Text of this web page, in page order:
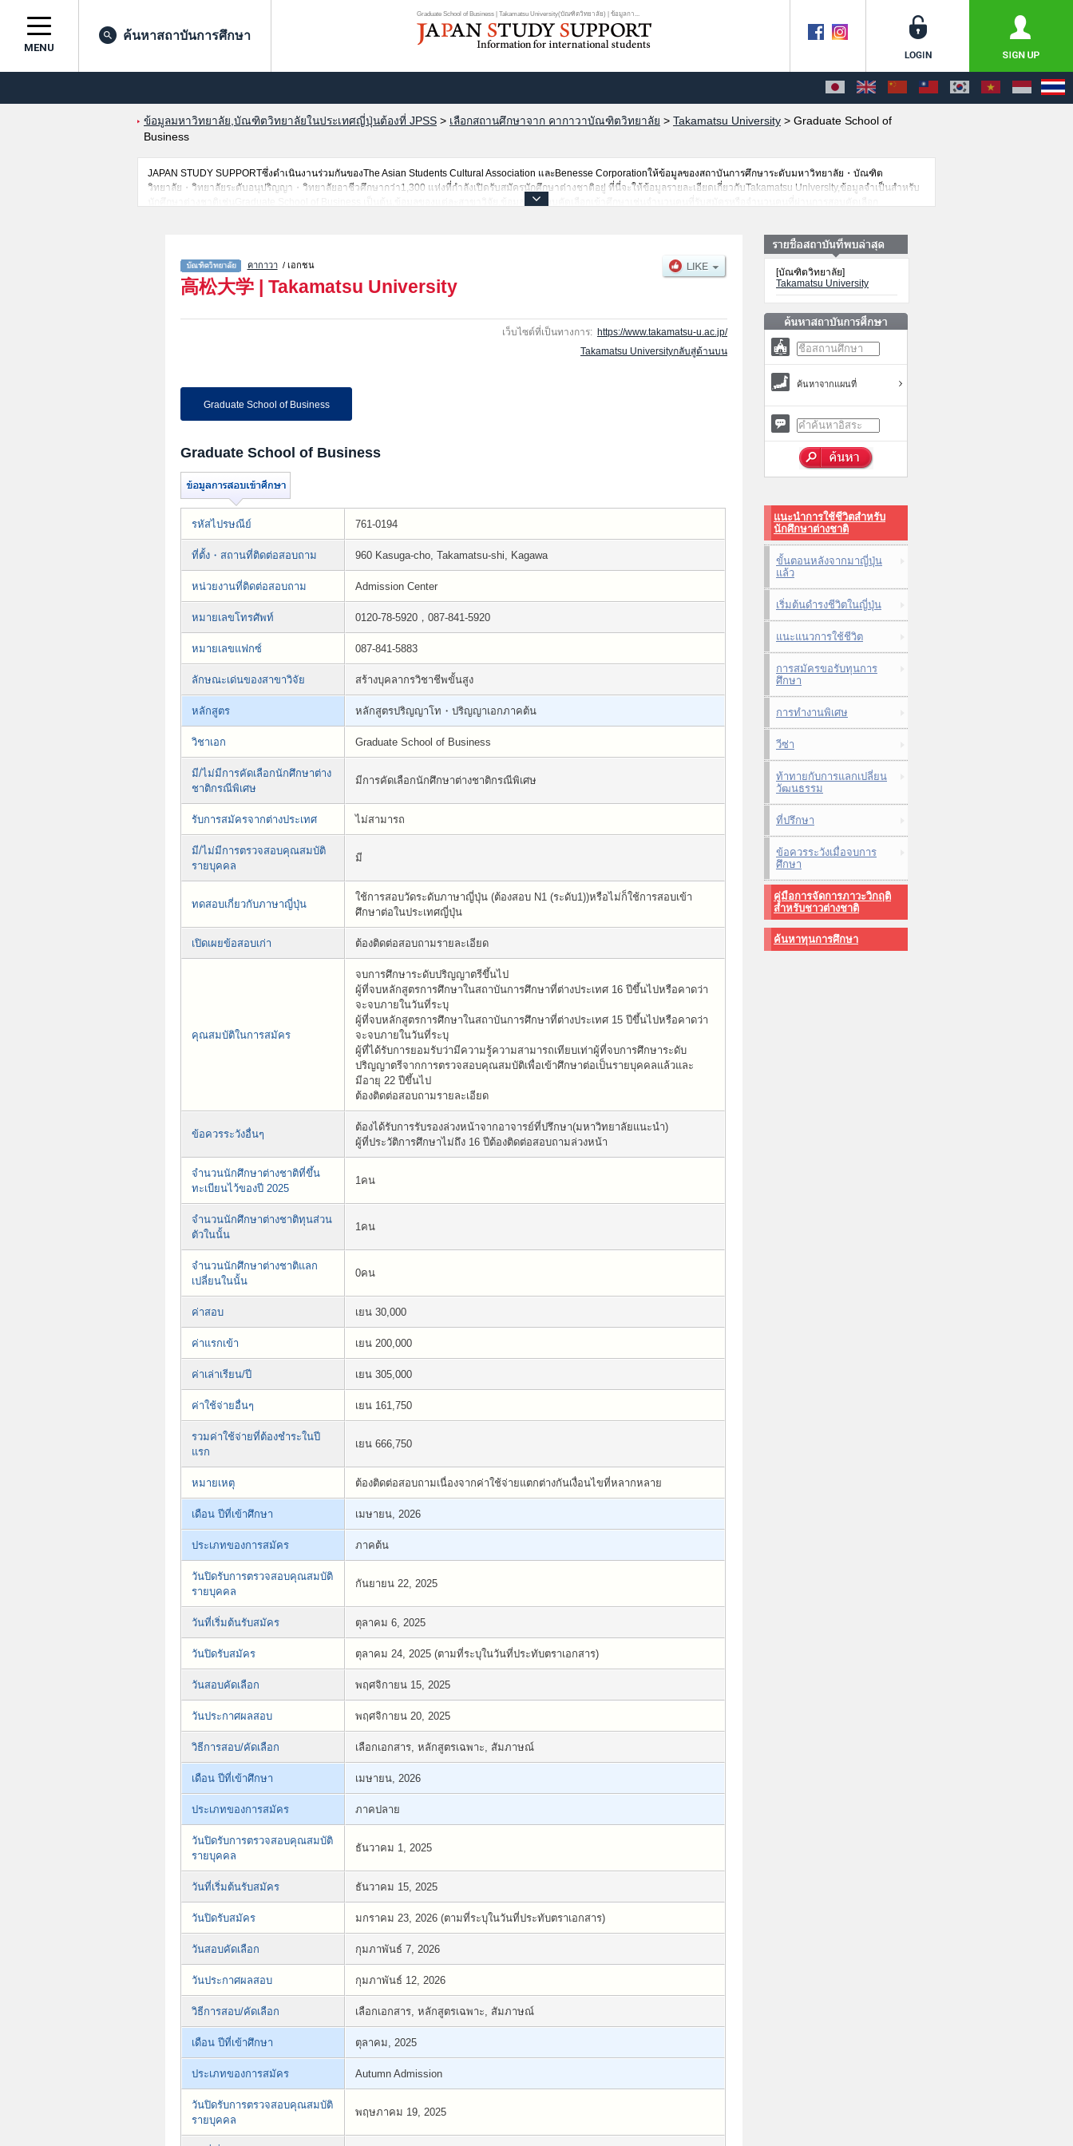
Graduate School of Business | Takamatsu University(บัณฑิตวิทยาลัย) | ข้อมูลกา...
MENU
ค้นหาสถาบันการศึกษา
ข้อมูลมหาวิทยาลัย,บัณฑิตวิทยาลัยในประเทศญี่ปุ่นต้องที่ JPSS > เลือกสถานศึกษาจาก คากาวาบัณฑิตวิทยาลัย > Takamatsu University > Graduate School of
Business
JAPAN STUDY SUPPORTซึ่งดำเนินงานร่วมกันของThe Asian Students Cultural Association และBenesse Corporationให้ข้อมูลของสถาบันการศึกษาระดับมหาวิทยาลัย・บัณฑิต
วิทยาลัย・วิทยาลัยระดับอนุปริญญา・วิทยาลัยอาชีวศึกษากว่า1,300 แห่งที่กำลังเปิดรับสมัครนักศึกษาต่างชาติอยู่ ที่นี่จะให้ข้อมูลรายละเอียดเกี่ยวกับTakamatsu University,ข้อมูลจำเป็นสำหรับ
นักศึกษาต่างชาติเช่นGraduate School of Business เป็นต้น,ข้อมูลของแต่ละสาขาวิจัย,ข้อมูลการสอบคัดเลือกเข้าศึกษาเช่นจำนวนคนที่รับสมัครหรือจำนวนคนที่ผ่านการสอบคัดเลือก
คากาวา/ เอกชน
高松大学 | Takamatsu University
เว็บไซต์ที่เป็นทางการ: https://www.takamatsu-u.ac.jp/
Takamatsu Universityกลับสู่ด้านบน
Graduate School of Business
Graduate School of Business
รหัสไปรษณีย์ 761-0194
ที่ตั้ง・สถานที่ติดต่อสอบถาม 960 Kasuga-cho, Takamatsu-shi, Kagawa
หน่วยงานที่ติดต่อสอบถาม Admission Center
หมายเลขโทรศัพท์ 0120-78-5920，087-841-5920
หมายเลขแฟกซ์ 087-841-5883
ลักษณะเด่นของสาขาวิจัย สร้างบุคลากรวิชาชีพขั้นสูง
หลักสูตร หลักสูตรปริญญาโท・ปริญญาเอกภาคต้น
วิชาเอก Graduate School of Business
มี/ไม่มีการคัดเลือกนักศึกษาต่าง
ชาติกรณีพิเศษ
มีการคัดเลือกนักศึกษาต่างชาติกรณีพิเศษ
รับการสมัครจากต่างประเทศ ไม่สามารถ
มี/ไม่มีการตรวจสอบคุณสมบัติ
รายบุคคล
มี
ทดสอบเกี่ยวกับภาษาญี่ปุ่น
ใช้การสอบวัดระดับภาษาญี่ปุ่น (ต้องสอบ N1 (ระดับ1))หรือไม่ก็ใช้การสอบเข้า
ศึกษาต่อในประเทศญี่ปุ่น
เปิดเผยข้อสอบเก่า ต้องติดต่อสอบถามรายละเอียด
คุณสมบัติในการสมัคร
จบการศึกษาระดับปริญญาตรีขึ้นไป
ผู้ที่จบหลักสูตรการศึกษาในสถาบันการศึกษาที่ต่างประเทศ 16 ปีขึ้นไปหรือคาดว่า
จะจบภายในวันที่ระบุ
ผู้ที่จบหลักสูตรการศึกษาในสถาบันการศึกษาที่ต่างประเทศ 15 ปีขึ้นไปหรือคาดว่า
จะจบภายในวันที่ระบุ
ผู้ที่ได้รับการยอมรับว่ามีความรู้ความสามารถเทียบเท่าผู้ที่จบการศึกษาระดับ
ปริญญาตรีจากการตรวจสอบคุณสมบัติเพื่อเข้าศึกษาต่อเป็นรายบุคคลแล้วและ
มีอายุ 22 ปีขึ้นไป
ต้องติดต่อสอบถามรายละเอียด
ข้อควรระวังอื่นๆ
ต้องได้รับการรับรองล่วงหน้าจากอาจารย์ที่ปรึกษา(มหาวิทยาลัยแนะนำ)
ผู้ที่ประวัติการศึกษาไม่ถึง 16 ปีต้องติดต่อสอบถามล่วงหน้า
จำนวนนักศึกษาต่างชาติที่ขึ้น
ทะเบียนไว้ของปี 2025
1คน
จำนวนนักศึกษาต่างชาติทุนส่วน
ตัวในนั้น
1คน
จำนวนนักศึกษาต่างชาติแลก
เปลี่ยนในนั้น
0คน
ค่าสอบ เยน 30,000
ค่าแรกเข้า เยน 200,000
ค่าเล่าเรียน/ปี เยน 305,000
ค่าใช้จ่ายอื่นๆ เยน 161,750
รวมค่าใช้จ่ายที่ต้องชำระในปี
แรก
เยน 666,750
หมายเหตุ ต้องติดต่อสอบถามเนื่องจากค่าใช้จ่ายแตกต่างกันเงื่อนไขที่หลากหลาย
เดือน ปีที่เข้าศึกษา เมษายน, 2026
ประเภทของการสมัคร ภาคต้น
วันปิดรับการตรวจสอบคุณสมบัติ
รายบุคคล
กันยายน 22, 2025
วันที่เริ่มต้นรับสมัคร ตุลาคม 6, 2025
วันปิดรับสมัคร ตุลาคม 24, 2025 (ตามที่ระบุในวันที่ประทับตราเอกสาร)
วันสอบคัดเลือก พฤศจิกายน 15, 2025
วันประกาศผลสอบ พฤศจิกายน 20, 2025
วิธีการสอบ/คัดเลือก เลือกเอกสาร, หลักสูตรเฉพาะ, สัมภาษณ์
เดือน ปีที่เข้าศึกษา เมษายน, 2026
ประเภทของการสมัคร ภาคปลาย
วันปิดรับการตรวจสอบคุณสมบัติ
รายบุคคล
ธันวาคม 1, 2025
วันที่เริ่มต้นรับสมัคร ธันวาคม 15, 2025
วันปิดรับสมัคร มกราคม 23, 2026 (ตามที่ระบุในวันที่ประทับตราเอกสาร)
วันสอบคัดเลือก กุมภาพันธ์ 7, 2026
วันประกาศผลสอบ กุมภาพันธ์ 12, 2026
วิธีการสอบ/คัดเลือก เลือกเอกสาร, หลักสูตรเฉพาะ, สัมภาษณ์
เดือน ปีที่เข้าศึกษา ตุลาคม, 2025
ประเภทของการสมัคร Autumn Admission
วันปิดรับการตรวจสอบคุณสมบัติ
รายบุคคล
พฤษภาคม 19, 2025
[บัณฑิตวิทยาลัย]
Takamatsu University
ค้นหาจากแผนที่
แนะนำการใช้ชีวิตสำหรับ
นักศึกษาต่างชาติ
ขั้นตอนหลังจากมาญี่ปุ่น
แล้ว
เริ่มต้นดำรงชีวิตในญี่ปุ่น
แนะแนวการใช้ชีวิต
การสมัครขอรับทุนการ
ศึกษา
การทำงานพิเศษ
วีซ่า
ท้าทายกับการแลกเปลี่ยน
วัฒนธรรม
ที่ปรึกษา
ข้อควรระวังเมื่อจบการ
ศึกษา
คู่มือการจัดการภาวะวิกฤติ
สำหรับชาวต่างชาติ
ค้นหาทุนการศึกษา